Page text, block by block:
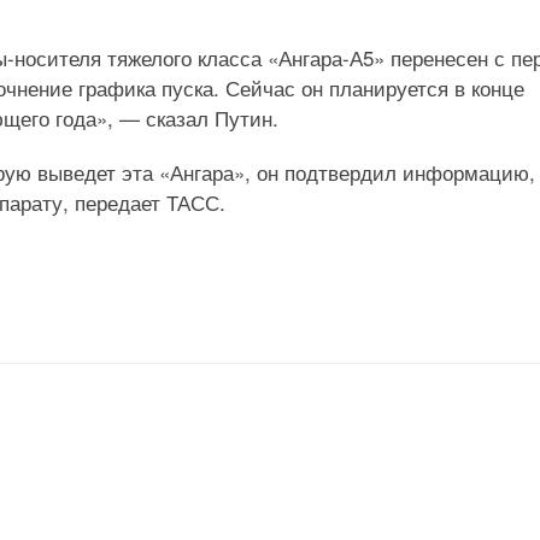
тяжелого класса «Ангара-А5» перенесен с
графика пуска. Сейчас он планируется в конце
года», — сказал Путин.
выведет эта «Ангара», он подтвердил информацию,
передает ТАСС.